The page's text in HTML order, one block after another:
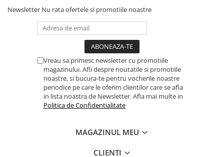
Biti
Chei cu clichet, fixe, speciale
Truse si seturi
Extractoare suruburi
Accesorii pentru tubulare
Scule de mana
Newsletter Nu rata ofertele si promotiile noastre
Vreau sa primesc newsletter cu promotiile
magazinului. Afli despre noutatile si promotiile
noastre, si bucura-te pentru vocherile noastre
periodice pe care le oferim clientilor care se afla
in lista noastra de Newsletter. Afla mai multe in
Politica de Confidentialitate
MAGAZINUL MEU
CLIENTI